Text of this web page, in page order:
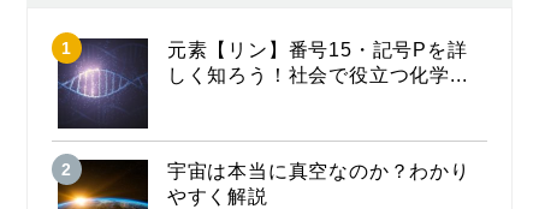
元素【リン】番号15・記号Pを詳
しく知ろう！社会で役立つ化学...
宇宙は本当に真空なのか？わかり
やすく解説